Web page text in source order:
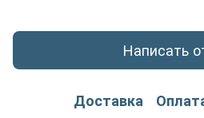
Написать
Доставка